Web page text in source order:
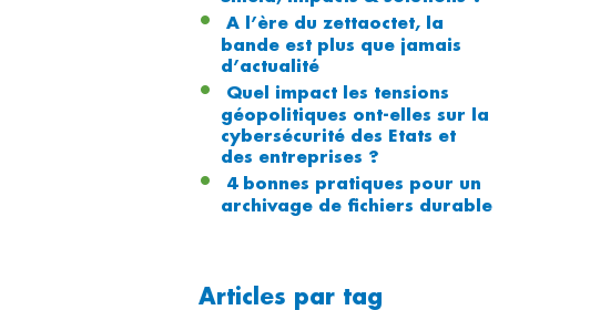
A l’ère du zettaoctet, la
bande est plus que jamais
d’actualité
Quel impact les tensions
géopolitiques ont-elles sur la
cybersécurité des Etats et
des entreprises ?
4 bonnes pratiques pour un
archivage de fichiers durable
Articles par tag